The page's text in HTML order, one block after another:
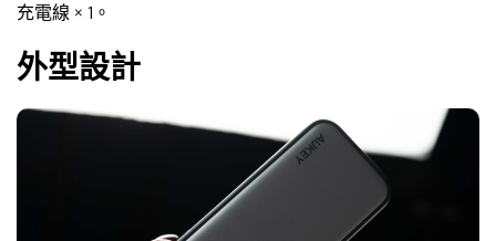
充電線 × 1。
外型設計